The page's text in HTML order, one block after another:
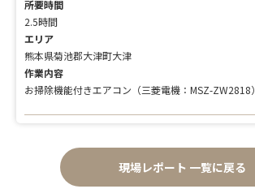
所要時間
2.5時間
エリア
熊本県菊池郡大津町大津
作業内容
お掃除機能付きエアコン（三菱電機：MSZ-ZW2818）
現場レポート 一覧に戻る